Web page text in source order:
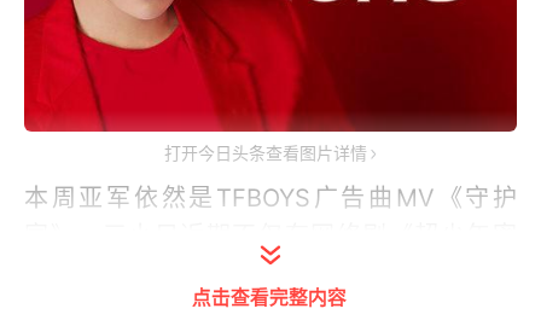
打开今日头条查看图片详情
本周亚军依然是TFBOYS广告曲MV《守护
码》正在播出，在即将播出的热门IP电视剧
《青云志》中也有精彩表现，演技期待up！
点击查看完整内容